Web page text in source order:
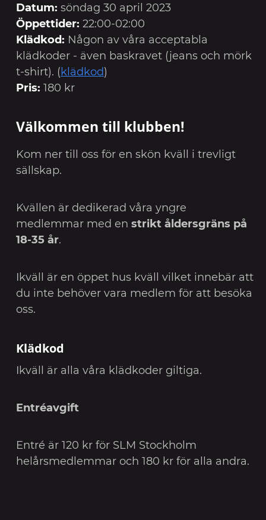
Datum: söndag 30 april 2023
Öppettider: 22:00-02:00
Klädkod: Någon av våra acceptabla
klädkoder - även baskravet (jeans och mörk
t-shirt). (klädkod)
Pris: 180 kr
Välkommen till klubben!
Kom ner till oss för en skön kväll i trevligt
sällskap.
Kvällen är dedikerad våra yngre
medlemmar med en strikt åldersgräns på
18-35 år.
Ikväll är en öppet hus kväll vilket innebär att
du inte behöver vara medlem för att besöka
oss.
Klädkod
Ikväll är alla våra klädkoder giltiga.
Entréavgift
Entré är 120 kr för SLM Stockholm
helårsmedlemmar och 180 kr för alla andra.